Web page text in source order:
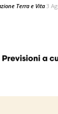
Terra e Vita3